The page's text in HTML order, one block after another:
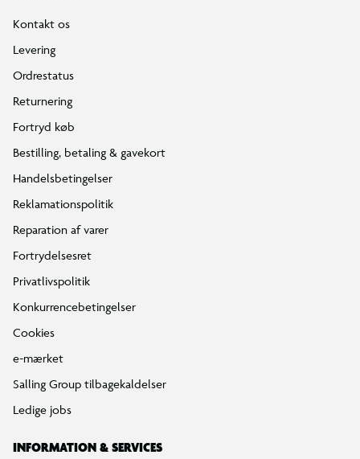
Kontakt os
Levering
Ordrestatus
Returnering
Fortryd køb
Bestilling, betaling & gavekort
Handelsbetingelser
Reklamationspolitik
Reparation af varer
Fortrydelsesret
Privatlivspolitik
Konkurrencebetingelser
Cookies
e-mærket
Salling Group tilbagekaldelser
Ledige jobs
INFORMATION & SERVICES